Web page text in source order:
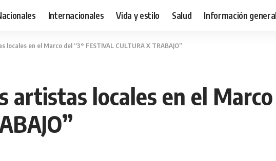
Internacionales Vida y estilo Salud Información
locales en el Marco del “3° FESTIVAL CULTURA X TRABAJO”
artistas locales en el